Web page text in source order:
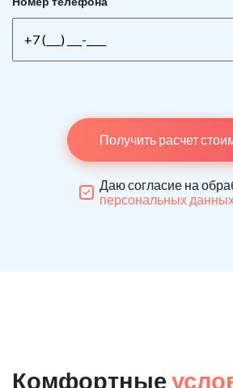
Получить расчет
Даю согласие на
персональных
Комфортные